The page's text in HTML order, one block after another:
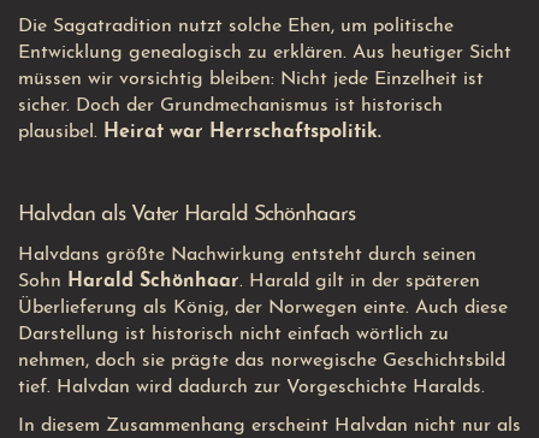
Die Sagatradition nutzt solche Ehen, um politische
Entwicklung genealogisch zu erklären. Aus heutiger Sicht
müssen wir vorsichtig bleiben: Nicht jede Einzelheit ist
sicher. Doch der Grundmechanismus ist historisch
plausibel. Heirat war Herrschaftspolitik.
Halvdan als Vater Harald Schönhaars
Halvdans größte Nachwirkung entsteht durch seinen
Sohn Harald Schönhaar. Harald gilt in der späteren
Überlieferung als König, der Norwegen einte. Auch diese
Darstellung ist historisch nicht einfach wörtlich zu
nehmen, doch sie prägte das norwegische Geschichtsbild
tief. Halvdan wird dadurch zur Vorgeschichte Haralds.
In diesem Zusammenhang erscheint Halvdan nicht nur als